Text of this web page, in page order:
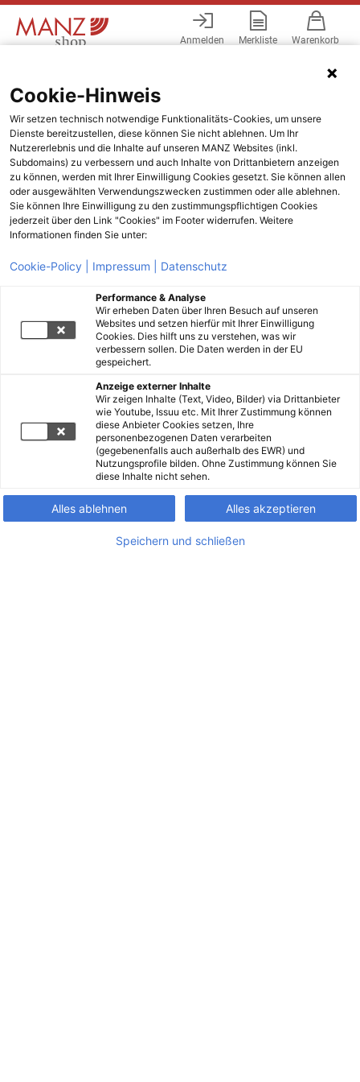
Anmelden Merkliste Warenkorb
Cookie-Hinweis
Wir setzen technisch notwendige Funktionalitäts-Cookies, um unsere
Dienste bereitzustellen, diese können Sie nicht ablehnen. Um Ihr
Nutzererlebnis und die Inhalte auf unseren MANZ Websites (inkl.
Subdomains) zu verbessern und auch Inhalte von Drittanbietern anzeigen
zu können, werden mit Ihrer Einwilligung Cookies gesetzt. Sie können allen
oder ausgewählten Verwendungszwecken zustimmen oder alle ablehnen.
Sie können Ihre Einwilligung zu den zustimmungspflichtigen Cookies
jederzeit über den Link "Cookies" im Footer widerrufen. Weitere
Informationen finden Sie unter:
Cookie-Policy | Impressum | Datenschutz
Performance & Analyse
Wir erheben Daten über Ihren Besuch auf unseren
Websites und setzen hierfür mit Ihrer Einwilligung
Cookies. Dies hilft uns zu verstehen, was wir
verbessern sollen. Die Daten werden in der EU
gespeichert.
Anzeige externer Inhalte
Wir zeigen Inhalte (Text, Video, Bilder) via Drittanbieter
wie Youtube, Issuu etc. Mit Ihrer Zustimmung können
diese Anbieter Cookies setzen, Ihre
personenbezogenen Daten verarbeiten
(gegebenenfalls auch außerhalb des EWR) und
Nutzungsprofile bilden. Ohne Zustimmung können Sie
diese Inhalte nicht sehen.
Alles ablehnen Alles akzeptieren
Speichern und schließen